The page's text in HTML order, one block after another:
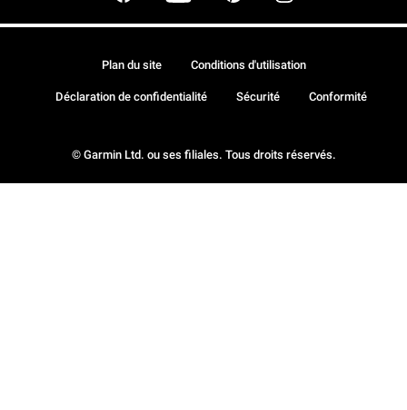
© Garmin Ltd. ou ses filiales. Tous droits réservés.
Plan du site Conditions d'utilisation
Déclaration de confidentialité Sécurité Conformité